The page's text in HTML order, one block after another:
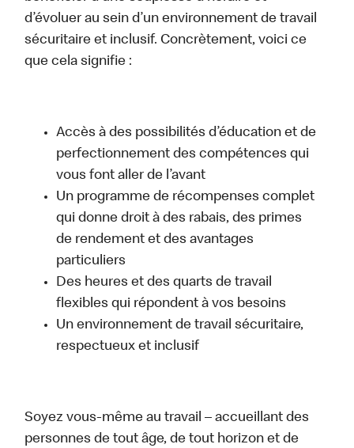
d’évoluer au sein d’un environnement de travail
sécuritaire et inclusif. Concrètement, voici ce
que cela signifie :
Accès à des possibilités d’éducation et de
perfectionnement des compétences qui
vous font aller de l’avant
Un programme de récompenses complet
qui donne droit à des rabais, des primes
de rendement et des avantages
particuliers
Des heures et des quarts de travail
flexibles qui répondent à vos besoins
Un environnement de travail sécuritaire,
respectueux et inclusif
Soyez vous-même au travail – accueillant des
personnes de tout âge, de tout horizon et de